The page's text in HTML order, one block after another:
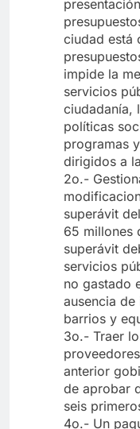
ciudad está
impide la
servicios
ciudadanía,
políticas
programas
dirigidos a
2o.-
superávit
65 millones
superávit
servicios
no gastado
ausencia de
barrios y
3o.- Traer
anterior
de aprobar
seis
4o.- Un